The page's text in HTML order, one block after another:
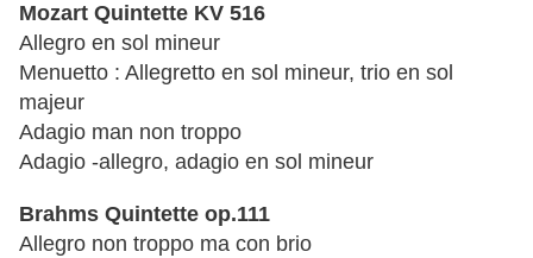
Mozart Quintette KV 516
Allegro en sol mineur
Menuetto : Allegretto en sol mineur, trio en sol
majeur
Adagio man non troppo
Adagio -allegro, adagio en sol mineur
Brahms Quintette op.111
Allegro non troppo ma con brio